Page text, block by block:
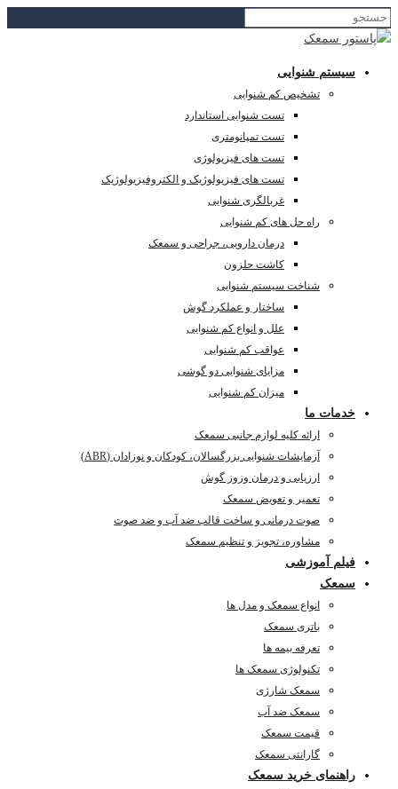
سیستم شنوایی
تشخیص کم شنوایی
تست شنوایی استاندارد
تست تمپانومتری
تست های فیزیولوژی
تست های فیزیولوژیک و الکتروفیزیولوژیک
غربالگری شنوایی
راه حل های کم شنوایی
درمان دارویی، جراحی و سمعک
کاشت حلزون
شناخت سیستم شنوایی
ساختار و عملکرد گوش
علل و انواع کم شنوایی
عواقب کم شنوایی
مزایای شنوایی دو گوشی
میزان کم شنوایی
خدمات ما
ارائه کلیه لوازم جانبی سمعک
آزمایشات شنوایی بزرگسالان، کودکان و نوزادان (ABR)
ارزیابی و درمان وزوز گوش
تعمیر و تعویض سمعک
صوت درمانی و ساخت قالب ضد آب و ضد صوت
مشاوره، تجویز و تنظیم سمعک
فیلم آموزشی
سمعک
انواع سمعک و مدل ها
باتری سمعک
تعرفه بیمه ها
تکنولوژی سمعک ها
سمعک شارژی
سمعک ضد آب
قیمت سمعک
گارانتی سمعک
راهنمای خرید سمعک